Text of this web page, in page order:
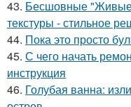
43. Бесшовные
текстуры - стильное
44. Пока это просто
45. С чего начать
инструкция
46. Голубая ванна: